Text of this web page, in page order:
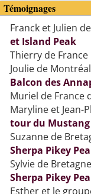
Témoignages
Franck et Julien
et Island Peak
Thierry de France
Joulie de
Balcon des
Muriel de France
Maryline et Jean-
tour du Mustang
Suzanne de
Sherpa Pikey
Sylvie de
Sherpa Pikey
Esther et le